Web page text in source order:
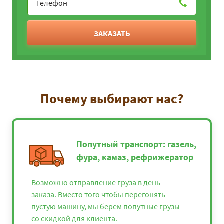
ЗАКАЗАТЬ
Почему выбирают нас?
Попутный транспорт: газель,
фура, камаз, рефрижератор
Возможно отправление груза в день
заказа. Вместо того чтобы перегонять
пустую машину, мы берем попутные грузы
со скидкой для клиента.